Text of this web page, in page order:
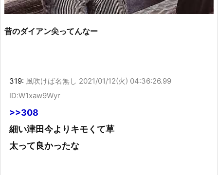
昔のダイアン尖ってんなー
319: 風吹けば名無し 2021/01/12(火) 04:36:26.99
ID:W1xaw9Wyr
>>308
細い津田今よりキモくて草
太って良かったな